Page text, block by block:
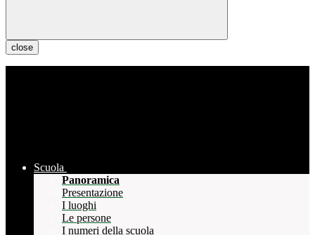
close
Scuola
Panoramica
Presentazione
I luoghi
Le persone
I numeri della scuola